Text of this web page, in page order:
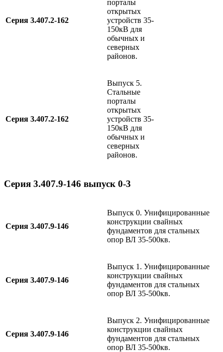
Серия 3.407.2-162
порталы
открытых
устройств 35-
150кВ для
обычных и
северных
районов.
Серия 3.407.2-162
Выпуск 5.
Cтальные
порталы
открытых
устройств 35-
150кВ для
обычных и
северных
районов.
Серия 3.407.9-146 выпуск 0-3
Серия 3.407.9-146
Выпуск 0. Унифицированные
конструкции свайных
фундаментов для стальных
опор ВЛ 35-500кв.
Серия 3.407.9-146
Выпуск 1. Унифицированные
конструкции свайных
фундаментов для стальных
опор ВЛ 35-500кв.
Серия 3.407.9-146
Выпуск 2. Унифицированные
конструкции свайных
фундаментов для стальных
опор ВЛ 35-500кв.